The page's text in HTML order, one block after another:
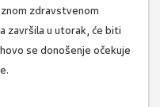
zdravstvenom
završila u utorak, će biti
se donošenje očekuje